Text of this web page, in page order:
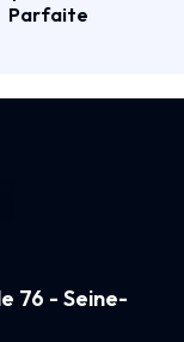
Parfaite
76 - Seine-